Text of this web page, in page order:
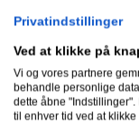
Privatindstillinger
Ved at klikke på
Vi og vores partnere
behandle personlige
dette åbne
til enhver tid ved at